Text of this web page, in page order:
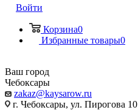
Войти
Корзина0
Избранные товары0
Ваш город
Чебоксары
zakaz@kaysarow.ru
г. Чебоксары, ул. Пирогова 10